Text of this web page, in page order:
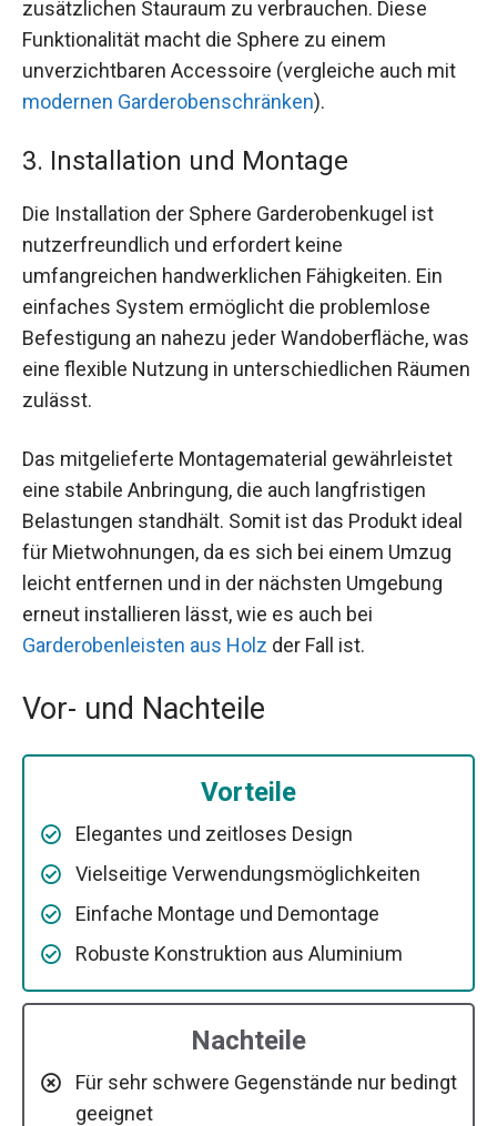
zusätzlichen Stauraum zu verbrauchen. Diese
Funktionalität macht die Sphere zu einem
unverzichtbaren Accessoire (vergleiche auch mit
modernen Garderobenschränken).
3. Installation und Montage
Die Installation der Sphere Garderobenkugel ist
nutzerfreundlich und erfordert keine
umfangreichen handwerklichen Fähigkeiten. Ein
einfaches System ermöglicht die problemlose
Befestigung an nahezu jeder Wandoberfläche, was
eine flexible Nutzung in unterschiedlichen Räumen
zulässt.
Das mitgelieferte Montagematerial gewährleistet
eine stabile Anbringung, die auch langfristigen
Belastungen standhält. Somit ist das Produkt ideal
für Mietwohnungen, da es sich bei einem Umzug
leicht entfernen und in der nächsten Umgebung
erneut installieren lässt, wie es auch bei
Garderobenleisten aus Holz der Fall ist.
Vor- und Nachteile
Vorteile
Elegantes und zeitloses Design
Vielseitige Verwendungsmöglichkeiten
Einfache Montage und Demontage
Robuste Konstruktion aus Aluminium
Nachteile
Für sehr schwere Gegenstände nur bedingt
geeignet